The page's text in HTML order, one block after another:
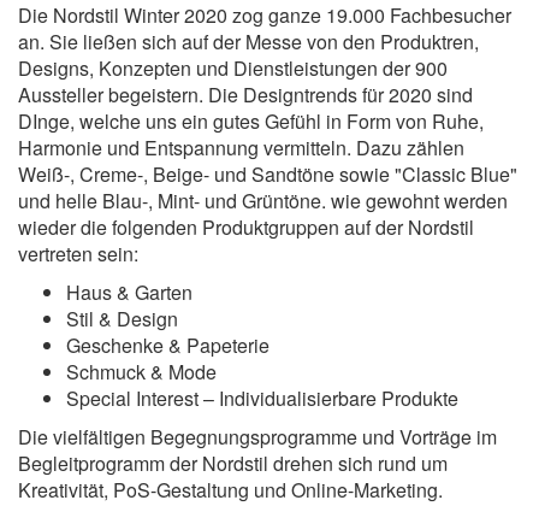
Die Nordstil Winter 2020 zog ganze 19.000 Fachbesucher
an. Sie ließen sich auf der Messe von den Produktren,
Designs, Konzepten und Dienstleistungen der 900
Aussteller begeistern. Die Designtrends für 2020 sind
DInge, welche uns ein gutes Gefühl in Form von Ruhe,
Harmonie und Entspannung vermitteln. Dazu zählen
Weiß-, Creme-, Beige- und Sandtöne sowie "Classic Blue"
und helle Blau-, Mint- und Grüntöne. wie gewohnt werden
wieder die folgenden Produktgruppen auf der Nordstil
vertreten sein:
Haus & Garten
Stil & Design
Geschenke & Papeterie
Schmuck & Mode
Special Interest – Individualisierbare Produkte
Die vielfältigen Begegnungsprogramme und Vorträge im
Begleitprogramm der Nordstil drehen sich rund um
Kreativität, PoS-Gestaltung und Online-Marketing.